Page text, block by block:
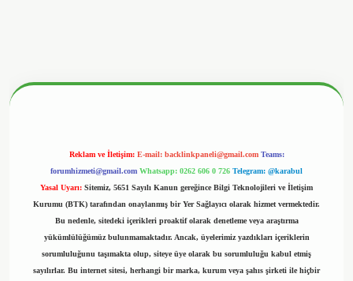
Reklam ve İletişim: E-mail: backlinkpaneli@gmail.com Teams:
forumhizmeti@gmail.com Whatsapp: 0262 606 0 726 Telegram: @karabul
Yasal Uyarı: Sitemiz, 5651 Sayılı Kanun gereğince Bilgi Teknolojileri ve İletişim
Kurumu (BTK) tarafından onaylanmış bir Yer Sağlayıcı olarak hizmet vermektedir.
Bu nedenle, sitedeki içerikleri proaktif olarak denetleme veya araştırma
yükümlülüğümüz bulunmamaktadır. Ancak, üyelerimiz yazdıkları içeriklerin
sorumluluğunu taşımakta olup, siteye üye olarak bu sorumluluğu kabul etmiş
sayılırlar. Bu internet sitesi, herhangi bir marka, kurum veya şahıs şirketi ile hiçbir